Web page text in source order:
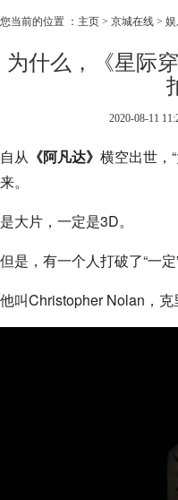
您当前的位置 ： 主页 > 京城在线 >
为什么，《星际
2020-08-11
自从 《阿凡达》 横空出世，
来。
是大片，一定是3D。
但是，有一个人打破了“一定
他叫Christopher Nolan，克